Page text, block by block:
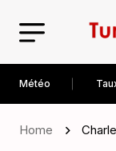
Météo
Home